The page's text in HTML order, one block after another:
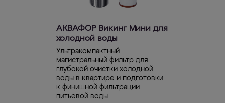
АКВАФОР Викинг Мини для
холодной воды
Ультракомпактный
магистральный фильтр для
глубокой очистки холодной
воды в квартире и подготовки
к финишной фильтрации
питьевой воды